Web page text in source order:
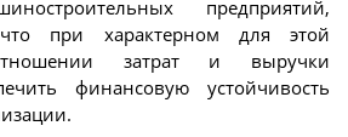
предприятий,
что при характерном для этой
затрат и выручки
финансовую устойчивость